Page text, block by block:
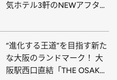
気ホテル3軒のNEWアフタヌ
“進化する王道”を目指す新た
な大阪のランドマーク！ 大
阪駅西口直結「THE OSAKA